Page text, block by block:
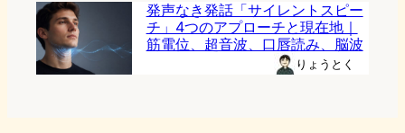
発声なき発話「サイレントスピー
チ」4つのアプローチと現在地｜
筋電位、超音波、口唇読み、脳波
りょうとく